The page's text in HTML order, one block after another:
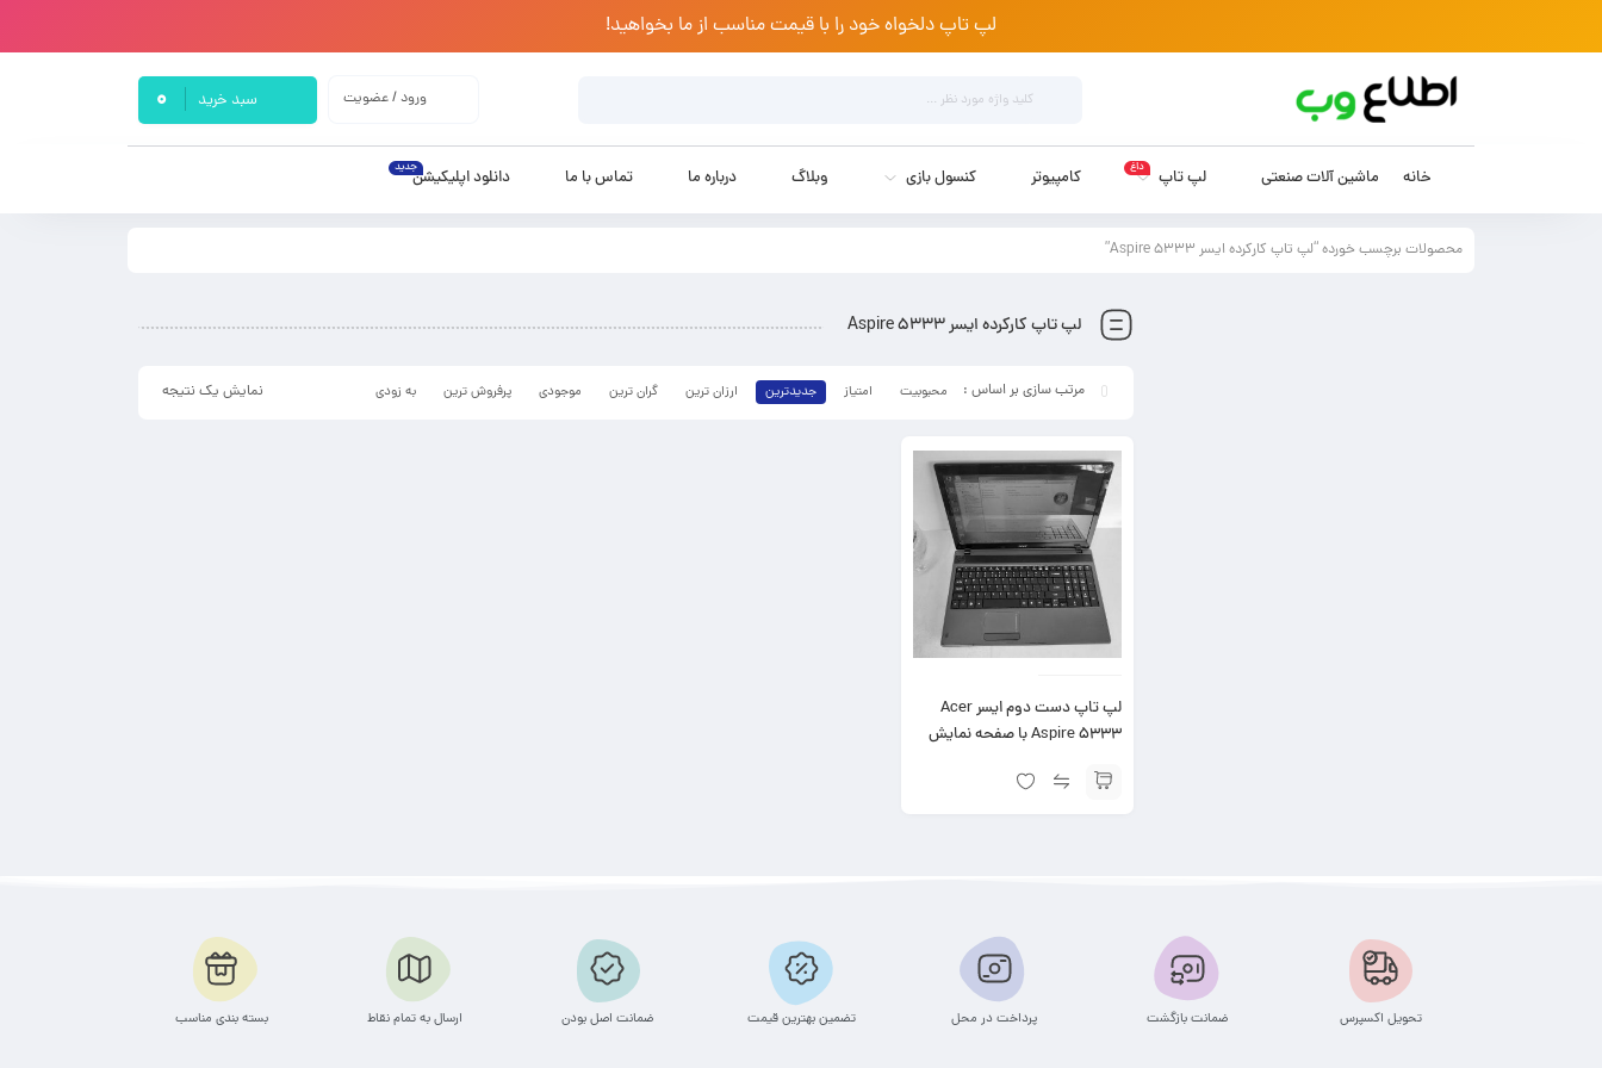
لپ تاپ دلخواه خود را با قیمت مناسب از ما بخواهید!
ورود / عضویت سبد خرید 0
خانه ماشین آلات صنعتی لپ تاپ داغ کامپیوتر کنسول بازی وبلاگ درباره ما تماس با ما دانلود اپلیکیشنجدید
محصولات برچسب خورده “لپ تاپ کارکرده ایسر Aspire 5333”
لپ تاپ کارکرده ایسر Aspire 5333
نمایش یک نتیجه محبوبیت امتیاز جدیدترین ارزان ترین گران ترین موجودی پرفروش ترین به زودی
لپ تاپ دست دوم ایسر Acer
Aspire 5333 با صفحه نمایش
تحویل اکسپرس ضمانت بازگشت پرداخت در محل تضمین بهترین قیمت ضمانت اصل بودن ارسال به تمام نقاط بسته بندی مناسب